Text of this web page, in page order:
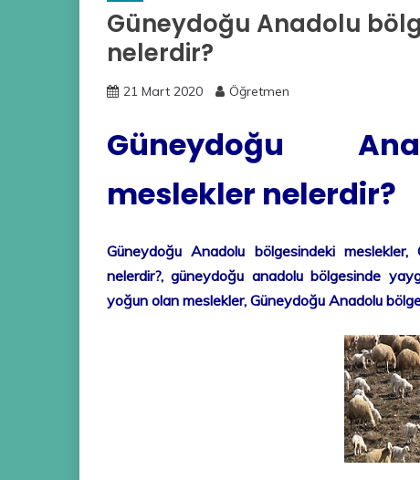
Güneydoğu Anadolu
nelerdir?
21 Mart 2020 Öğretmen
Güneydoğu
meslekler nelerdir?
Güneydoğu Anadolu bölgesindeki
nelerdir?, güneydoğu anadolu bölgesinde
yoğun olan meslekler, Güneydoğu Anadolu